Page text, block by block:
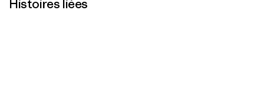
Histoires liées